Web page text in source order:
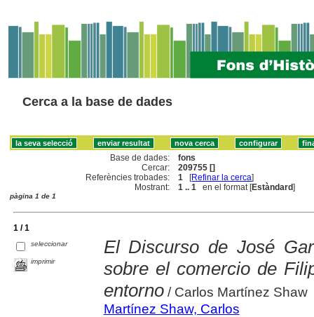
Cerca a la base de dades
Base de dades:
fons
Cercar:
209755 []
Referències trobades:
1 [Refinar la cerca]
Mostrant:
1 .. 1 en el format [Estàndard]
pàgina 1 de 1
1 / 1
seleccionar
imprimir
El Discurso de José
sobre el comercio de
entorno/ Carlos Martínez Shaw
Martínez Shaw, Carlos